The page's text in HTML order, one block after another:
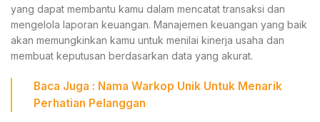
yang dapat membantu kamu dalam mencatat transaksi dan
mengelola laporan keuangan. Manajemen keuangan yang baik
akan memungkinkan kamu untuk menilai kinerja usaha dan
membuat keputusan berdasarkan data yang akurat.
Baca Juga : Nama Warkop Unik Untuk Menarik
Perhatian Pelanggan